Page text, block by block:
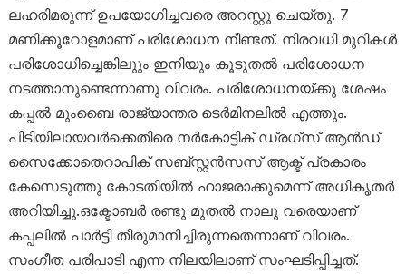
ലഹരിമരുന്ന് ഉപയോഗിച്ചവരെ അറസ്റ്റു ചെയ്തു. 7
മണിക്കൂറോളമാണ് പരിശോധന നീണ്ടത്. നിരവധി മുറികൾ
പരിശോധിച്ചെങ്കിലുും ഇനിയും കൂടുതൽ പരിശോധന
നടത്താനുണ്ടെന്നാണു വിവരം. പരിശോധനയ്ക്കു ശേഷം
കപ്പൽ മുംബൈ രാജ്യാന്തര ടെർമിനലിൽ എത്തും.
പിടിയിലായവർക്കെതിരെ നർകോട്ടിക് ഡ്രഗ്സ് ആൻഡ്
സൈക്കോതെറാപിക് സബ്സ്റ്റൻസസ് ആക്ട് പ്രകാരം
കേസെടുത്തു കോടതിയിൽ ഹാജരാക്കുമെന്ന് അധികൃതർ
അറിയിച്ചു.ഒക്ടോബർ രണ്ടു മുതൽ നാലു വരെയാണ്
കപ്പലിൽ പാർട്ടി തീരുമാനിച്ചിരുന്നതെന്നാണ് വിവരം.
സംഗീത പരിപാടി എന്ന നിലയിലാണ് സംഘടിപ്പിച്ചത്.